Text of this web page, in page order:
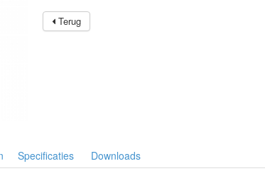
Terug
Specificaties Downloads